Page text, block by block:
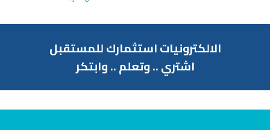
الالكترونيات استثمارك للمستقبل
اشتري .. وتعلم .. وابتكر